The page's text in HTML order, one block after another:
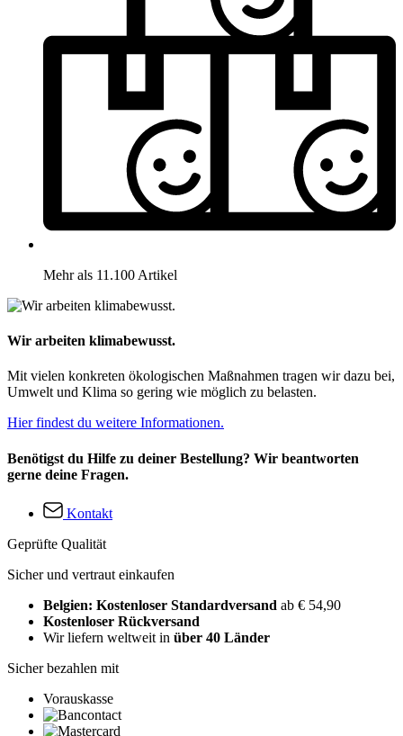
Mehr als 11.100 Artikel
Wir arbeiten klimabewusst.
Mit vielen konkreten ökologischen Maßnahmen tragen wir dazu bei,
Umwelt und Klima so gering wie möglich zu belasten.
Hier findest du weitere Informationen.
Benötigst du Hilfe zu deiner Bestellung? Wir beantworten
gerne deine Fragen.
Kontakt
Geprüfte Qualität
Sicher und vertraut einkaufen
Belgien: Kostenloser Standardversand ab € 54,90
Kostenloser Rückversand
Wir liefern weltweit in über 40 Länder
Sicher bezahlen mit
Vorauskasse